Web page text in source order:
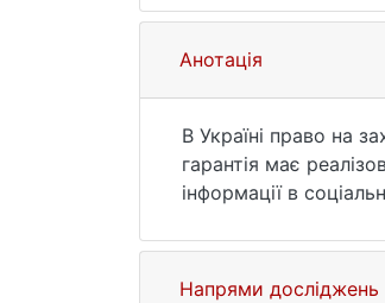
Анотація
В Україні право на
гарантія має
інформації в
інтенсивності
складових захисту
Напрями досліджень